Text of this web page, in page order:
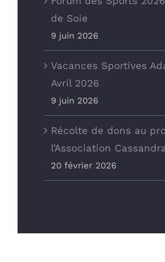
de Soie
9 juin 2026
Vacances Sportives
Avril 2026
9 juin 2026
Récolte de dons au
l’Association
20 février 2026
Office Municipal des
de Vaulx-en-
12 Rue des